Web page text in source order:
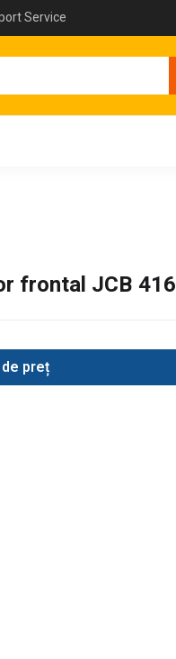
Service
frontal JCB 416
preț